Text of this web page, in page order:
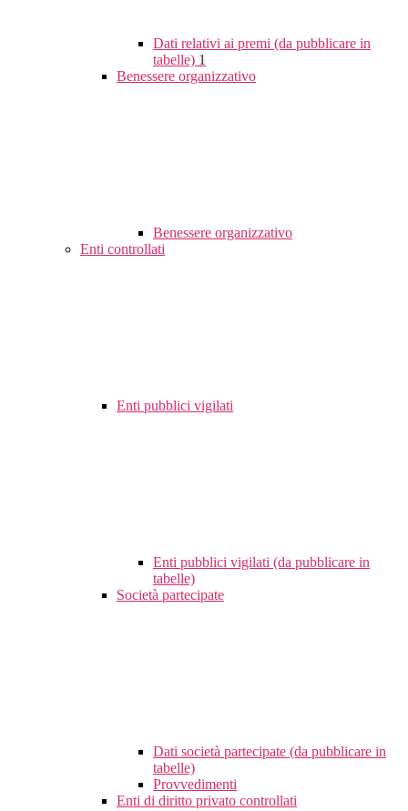
Dati relativi ai premi (da pubblicare in
tabelle) 1
Benessere organizzativo
Benessere organizzativo
Enti controllati
Enti pubblici vigilati
Enti pubblici vigilati (da pubblicare in
tabelle)
Società partecipate
Dati società partecipate (da pubblicare in
tabelle)
Provvedimenti
Enti di diritto privato controllati